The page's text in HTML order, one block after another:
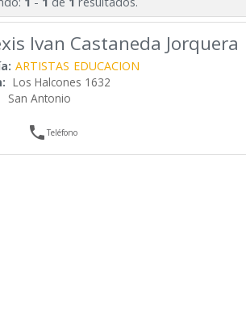
Ivan Castaneda Jorquera
ARTISTAS EDUCACION
Los Halcones 1632
San Antonio
Teléfono